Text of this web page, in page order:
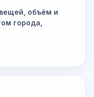
объём и
города,